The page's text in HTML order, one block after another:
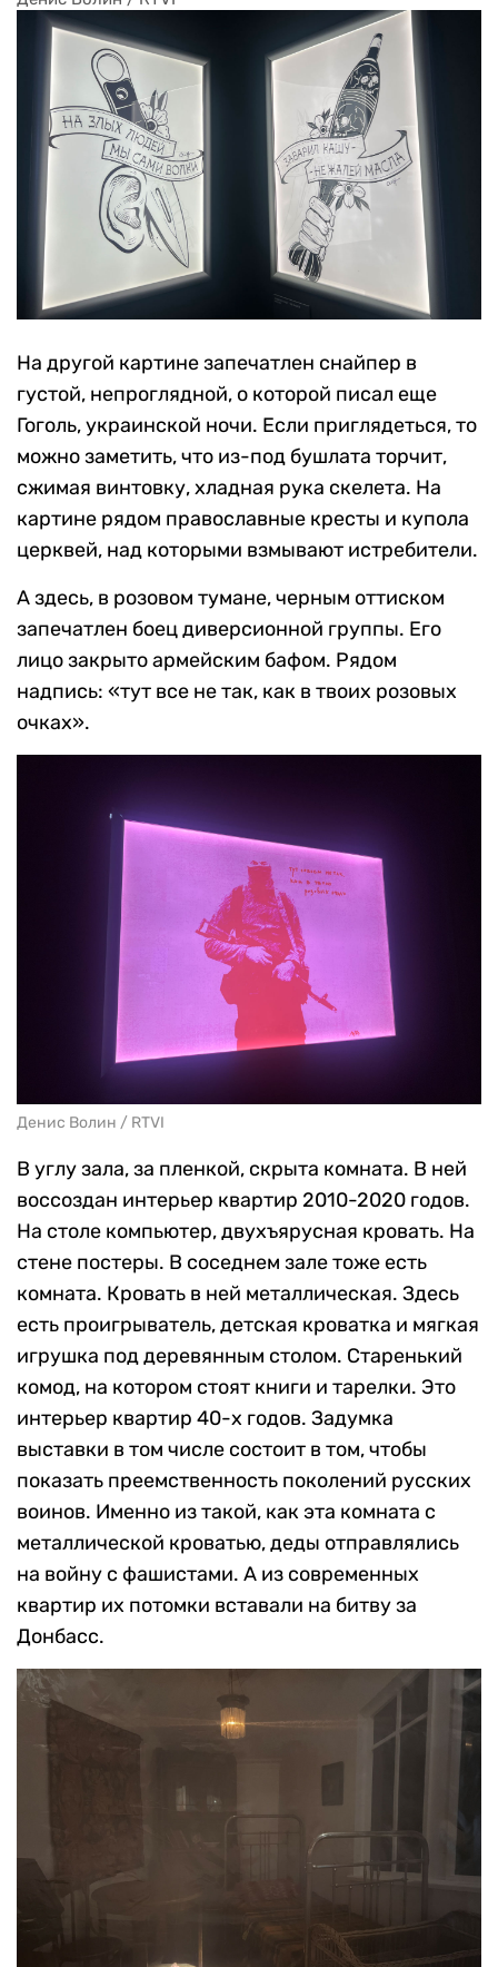
На другой картине запечатлен снайпер в
густой, непроглядной, о которой писал еще
Гоголь, украинской ночи. Если приглядеться, то
можно заметить, что из-под бушлата торчит,
сжимая винтовку, хладная рука скелета. На
картине рядом православные кресты и купола
церквей, над которыми взмывают истребители.
А здесь, в розовом тумане, черным оттиском
запечатлен боец диверсионной группы. Его
лицо закрыто армейским бафом. Рядом
надпись: «тут все не так, как в твоих розовых
очках».
Денис Волин / RTVI
В углу зала, за пленкой, скрыта комната. В ней
воссоздан интерьер квартир 2010-2020 годов.
На столе компьютер, двухъярусная кровать. На
стене постеры. В соседнем зале тоже есть
комната. Кровать в ней металлическая. Здесь
есть проигрыватель, детская кроватка и мягкая
игрушка под деревянным столом. Старенький
комод, на котором стоят книги и тарелки. Это
интерьер квартир 40-х годов. Задумка
выставки в том числе состоит в том, чтобы
показать преемственность поколений русских
воинов. Именно из такой, как эта комната с
металлической кроватью, деды отправлялись
на войну с фашистами. А из современных
квартир их потомки вставали на битву за
Донбасс.